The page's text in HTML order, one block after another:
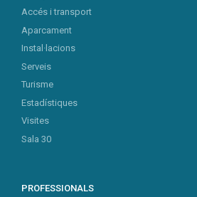
Accés i transport
Aparcament
Instal·lacions
Serveis
Turisme
Estadístiques
Visites
Sala 30
PROFESSIONALS